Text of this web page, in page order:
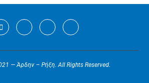
— Άρδην – Ρήξη. All Rights Reserved.